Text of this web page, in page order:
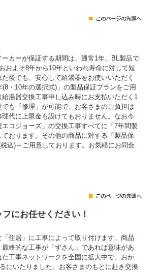
カーが保証する期間は、通常1年、BL製品で
およそ8年から10年といわれ寿命に対して短
後でも、安心して給湯器をお使いいただく
・10年の選択式)」の製品保証プランをご用
湯器交換工事申し込み時にお支払いただく1
も「修理」が可能で、お客さまのご負担は
代に上限金も設けてもおりません。なお今
コジョーズ」の交換工事すべてに「7年間製
おります。その他の商品に対する「製品保
込)～ご用意しております。お気軽にお問合
にお任せください！
住居」に工事によって取り付けます。商品
終的な工事が「ずさん」であれば意味があ
工事ネットワークを全国に拡大中で、おか
にいたりました。お客さまのもとに赴き交換